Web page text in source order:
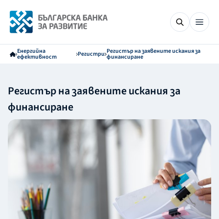
Енергийна
ефективност Регистри Регистър на заявените искания за
финансиране
Регистър на заявените искания за
финансиране